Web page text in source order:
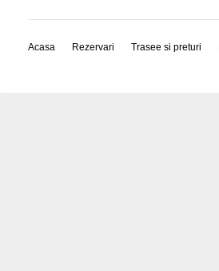
Acasa Rezervari Trasee si preturi